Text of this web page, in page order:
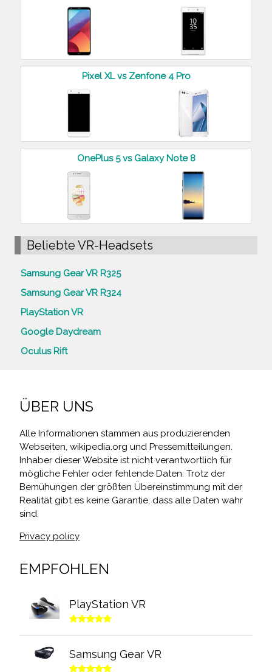
Pixel XL vs Zenfone 4 Pro
OnePlus 5 vs Galaxy Note 8
Beliebte VR-Headsets
Samsung Gear VR R325
Samsung Gear VR R324
PlayStation VR
Google Daydream
Oculus Rift
ÜBER UNS
Alle Informationen stammen aus produzierenden
Webseiten, wikipedia.org und Pressemitteilungen.
Inhaber dieser Website ist nicht verantwortlich für
mögliche Fehler oder fehlende Daten. Trotz der
Bemühungen der größten Übereinstimmung mit der
Realität gibt es keine Garantie, dass alle Daten wahr
sind.
Privacy policy
EMPFOHLEN
PlayStation VR
Samsung Gear VR